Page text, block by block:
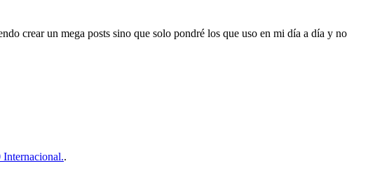
crear un mega posts sino que solo pondré los que uso en mi día a día y no
.